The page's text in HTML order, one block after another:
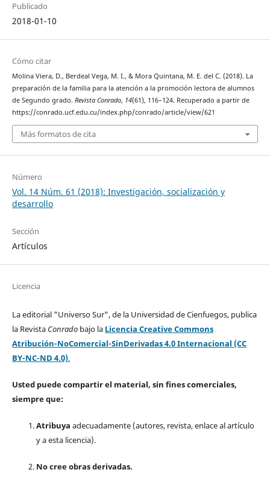
Publicado
2018-01-10
Cómo citar
Molina Viera, D., Berdeal Vega, M. I., & Mora Quintana, M. E. del C. (2018). La
preparación de la familia para la atención a la promoción lectora de alumnos
de Segundo grado. Revista Conrado, 14(61), 116–124. Recuperado a partir de
https://conrado.ucf.edu.cu/index.php/conrado/article/view/621
Más formatos de cita
Número
Vol. 14 Núm. 61 (2018): Investigación, socialización y
desarrollo
Sección
Artículos
Licencia
La editorial "Universo Sur", de la Universidad de Cienfuegos, publica
la Revista Conradobajo la Licencia Creative Commons
Atribución-NoComercial-SinDerivadas 4.0 Internacional (CC
BY-NC-ND 4.0).
Usted puede compartir el material, sin fines comerciales,
siempre que:
Atribuya adecuadamente (autores, revista, enlace al artículo
y a esta licencia).
No cree obras derivadas.